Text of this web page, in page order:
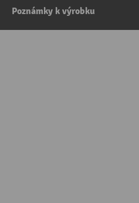
Poznámky k výrobku